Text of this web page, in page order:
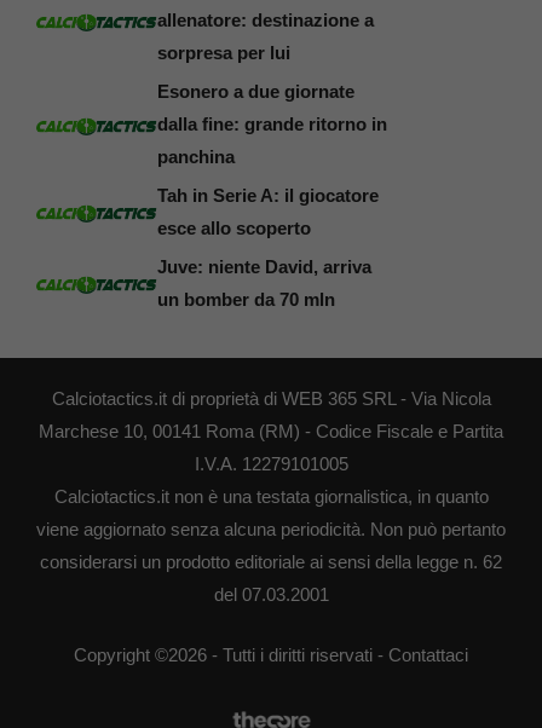
allenatore: destinazione a
sorpresa per lui
Esonero a due giornate
dalla fine: grande ritorno in
panchina
Tah in Serie A: il giocatore
esce allo scoperto
Juve: niente David, arriva
un bomber da 70 mln
Calciotactics.it di proprietà di WEB 365 SRL - Via Nicola
Marchese 10, 00141 Roma (RM) - Codice Fiscale e Partita
I.V.A. 12279101005
Calciotactics.it non è una testata giornalistica, in quanto
viene aggiornato senza alcuna periodicità. Non può pertanto
considerarsi un prodotto editoriale ai sensi della legge n. 62
del 07.03.2001
Copyright ©2026 - Tutti i diritti riservati - Contattaci